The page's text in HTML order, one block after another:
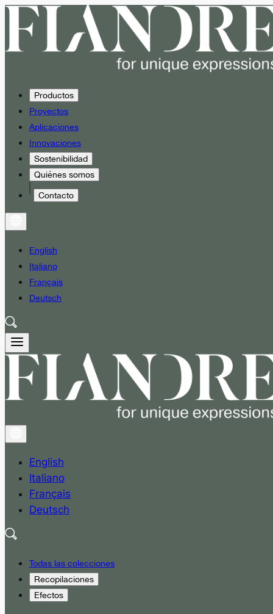
Productos
Proyectos
Aplicaciones
Innovaciones
Sostenibilidad
Quiénes somos
Contacto
English
Italiano
Français
Deutsch
English
Italiano
Français
Deutsch
Todas las colecciones
Recopilaciones
Efectos